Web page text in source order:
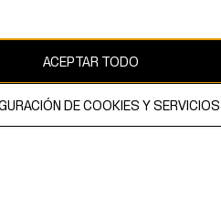
AB.ACEPTAR TODO
DE COOKIES Y SERVICIOS